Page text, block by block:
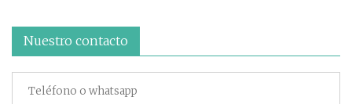
Nuestro contacto